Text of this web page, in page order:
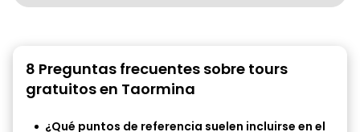
8 Preguntas frecuentes sobre tours
gratuitos en Taormina
¿Qué puntos de referencia suelen incluirse en el